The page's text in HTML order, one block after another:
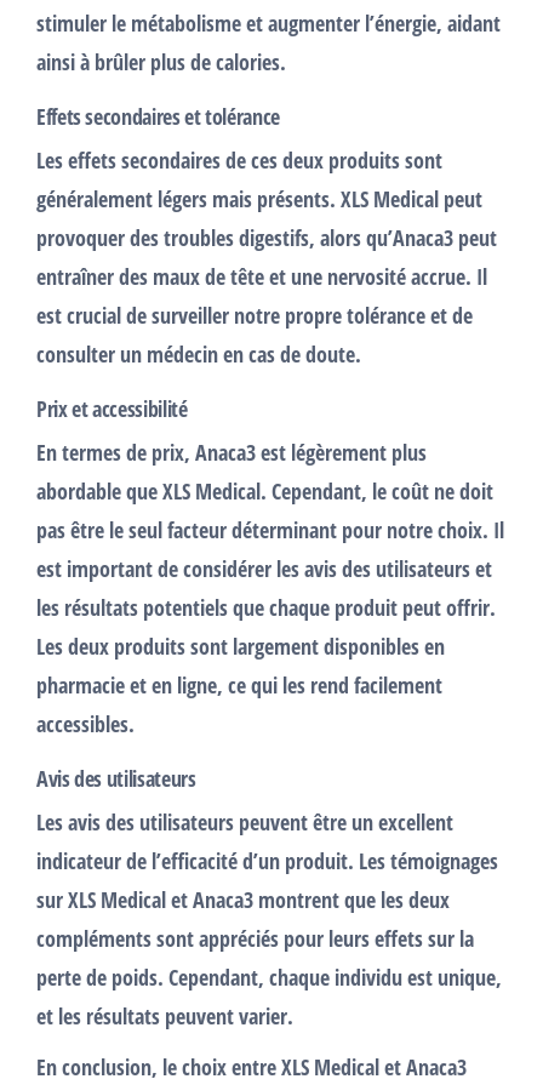
stimuler le métabolisme et augmenter l’énergie, aidant
ainsi à brûler plus de calories.
Effets secondaires et tolérance
Leseffets secondairesde ces deux produits sont
généralement légers mais présents. XLS Medical peut
provoquer des troubles digestifs, alors qu’Anaca3 peut
entraîner des maux de tête et une nervosité accrue. Il
est crucial de surveiller notre propre tolérance et de
consulter un médecin en cas de doute.
Prix et accessibilité
En termes de prix, Anaca3 est légèrement plus
abordable que XLS Medical. Cependant, le coût ne doit
pas être le seul facteur déterminant pour notre choix. Il
est important de considérer lesavisdes utilisateurs et
les résultats potentiels que chaque produit peut offrir.
Les deux produits sont largement disponibles en
pharmacie et en ligne, ce qui les rend facilement
accessibles.
Avis des utilisateurs
Lesavisdes utilisateurs peuvent être un excellent
indicateur de l’efficacité d’un produit. Les témoignages
sur XLS Medical et Anaca3 montrent que les deux
complémentssont appréciés pour leurseffetssur la
perte de poids. Cependant, chaque individu est unique,
et les résultats peuvent varier.
En conclusion, le choix entreXLS MedicaletAnaca3